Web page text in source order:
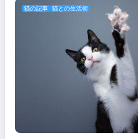
猫の記事 猫との生活術